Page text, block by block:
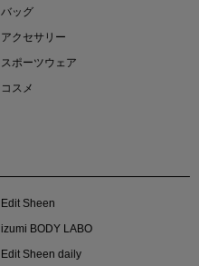
バッグ
アクセサリー
スポーツウェア
コスメ
Edit Sheen
izumi BODY LABO
Edit Sheen daily